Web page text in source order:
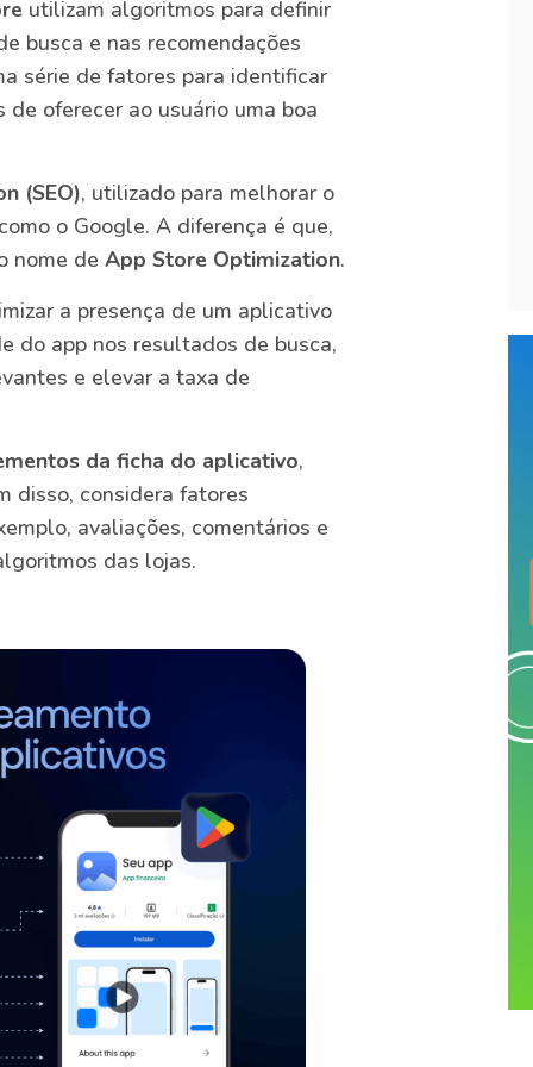
utilizam algoritmos para definir
busca e nas recomendações
série de fatores para identificar
oferecer ao usuário uma boa
(SEO), utilizado para melhorar o
o Google. A diferença é que,
nome de App Store Optimization.
a presença de um aplicativo
do app nos resultados de busca,
e elevar a taxa de
da ficha do aplicativo,
disso, considera fatores
avaliações, comentários e
das lojas.